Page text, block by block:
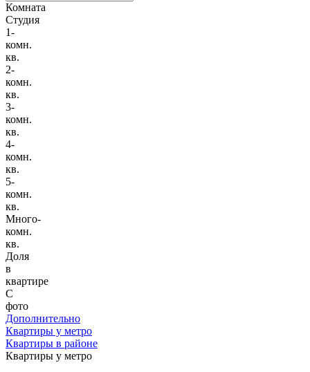
Комната
Студия
1-
комн.
кв.
2-
комн.
кв.
3-
комн.
кв.
4-
комн.
кв.
5-
комн.
кв.
Много-
комн.
кв.
Доля
в
квартире
С
фото
Дополнительно
Квартиры у метро
Квартиры в районе
Квартиры у метро